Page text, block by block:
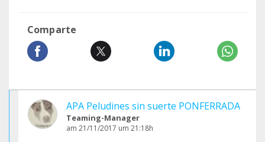
Comparte
APA Peludines sin suerte PONFERRADA
Teaming-Manager
am 21/11/2017 um 21:18h